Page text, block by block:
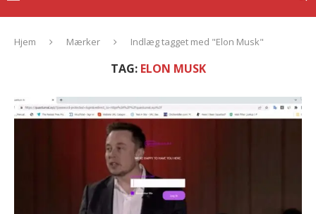
Hjem Mærker Indlæg tagget med "Elon Musk"
TAG: ELON MUSK